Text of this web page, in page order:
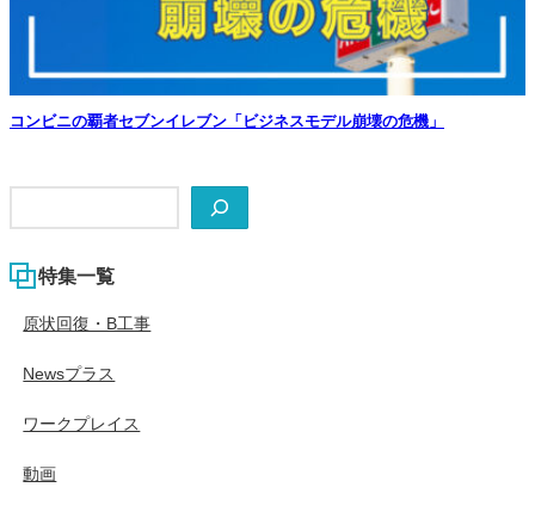
コンビニの覇者セブンイレブン「ビジネスモデル崩壊の危機」
特集一覧
原状回復・B工事
Newsプラス
ワークプレイス
動画